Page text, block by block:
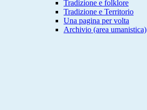
Tradizione e folklore
Tradizione e Territorio
Una pagina per volta
Archivio (area umanistica)